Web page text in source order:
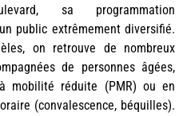
sa programmation
public extrêmement diversifié.
on retrouve de nombreux
de personnes âgées,
mobilité réduite (PMR) ou en
(convalescence, béquilles).